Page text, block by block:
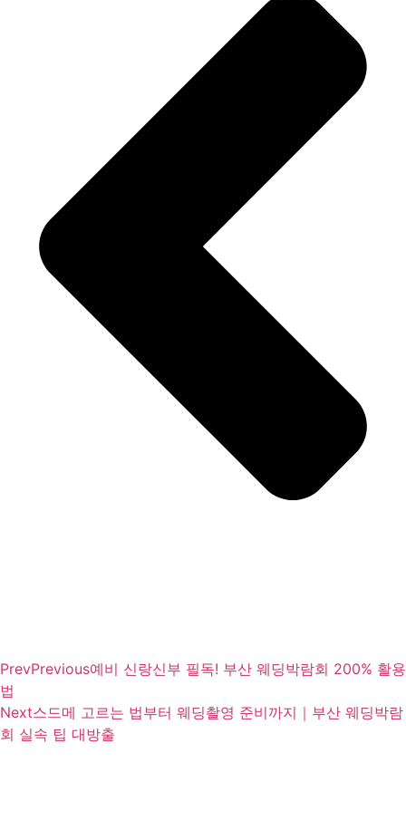
PrevPrevious예비 신랑신부 필독! 부산 웨딩박람회 200% 활용
법
Next스드메 고르는 법부터 웨딩촬영 준비까지｜부산 웨딩박람
회 실속 팁 대방출